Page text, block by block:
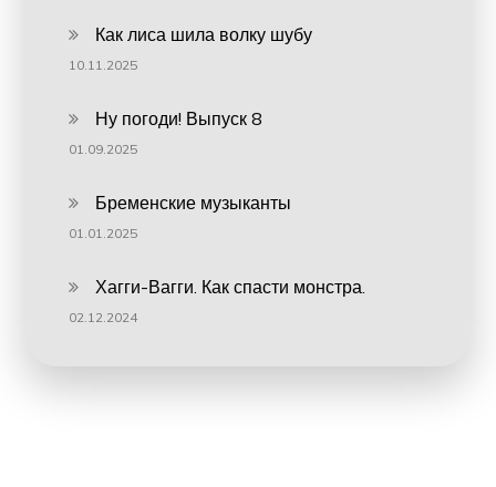
Как лиса шила волку шубу
10.11.2025
Ну погоди! Выпуск 8
01.09.2025
Бременские музыканты
01.01.2025
Хагги-Вагги. Как спасти монстра.
02.12.2024